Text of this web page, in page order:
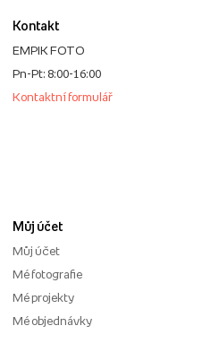
Kontakt
EMPIK FOTO
Pn-Pt: 8:00-16:00
Kontaktní formulář
Můj účet
Můj účet
Mé fotografie
Mé projekty
Mé objednávky